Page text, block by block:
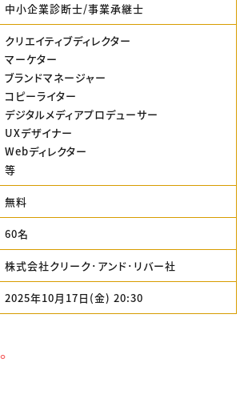
中小企業診断士/事業承継士
クリエイティブディレクター
マーケター
ブランドマネージャー
コピーライター
デジタルメディアプロデューサー
UXデザイナー
Webディレクター
等
無料
60名
株式会社クリーク･アンド･リバー社
2025年10月17日(金) 20:30